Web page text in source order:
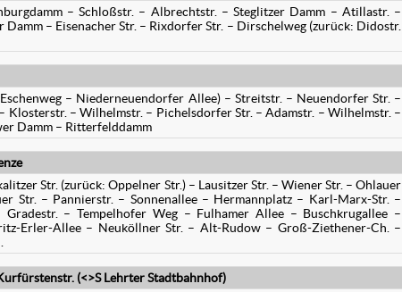
– Schloßstr. – Albrechtstr. – Steglitzer Damm – Atillastr. –
– Eisenacher Str. – Rixdorfer Str. – Dirschelweg (zurück: Didostr.
– Niederneuendorfer Allee) – Streitstr. – Neuendorfer Str. –
Klosterstr. – Wilhelmstr. – Pichelsdorfer Str. – Adamstr. – Wilhelmstr. –
Damm – Ritterfelddamm
Str. (zurück: Oppelner Str.) – Lausitzer Str. – Wiener Str. – Ohlauer
Str. – Pannierstr. – Sonnenallee – Hermannplatz – Karl-Marx-Str. –
Gradestr. – Tempelhofer Weg – Fulhamer Allee – Buschkrugallee –
Erler-Allee – Neuköllner Str. – Alt-Rudow – Groß-Ziethener-Ch. –
(<>S Lehrter Stadtbahnhof)